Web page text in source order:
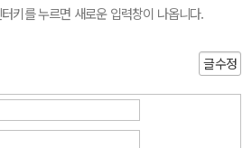
키를 누르면 새로운 입력창이 나옵니다.
글수정